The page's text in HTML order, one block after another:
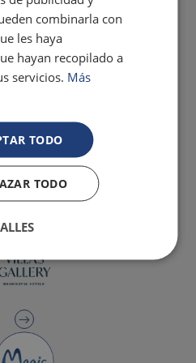
combinarla con
les haya
hayan recopilado a
servicios. Más
TODO
TODO